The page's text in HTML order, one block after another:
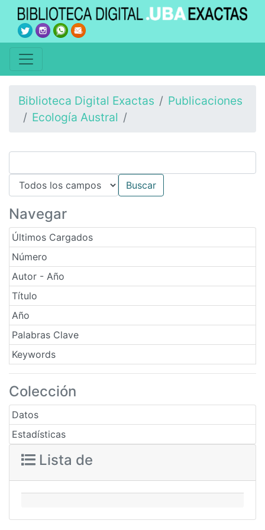
Biblioteca Digital Exactas
Publicaciones
Ecología Austral
Navegar
Últimos Cargados
Número
Autor - Año
Título
Año
Palabras Clave
Keywords
Colección
Datos
Estadísticas
Lista de